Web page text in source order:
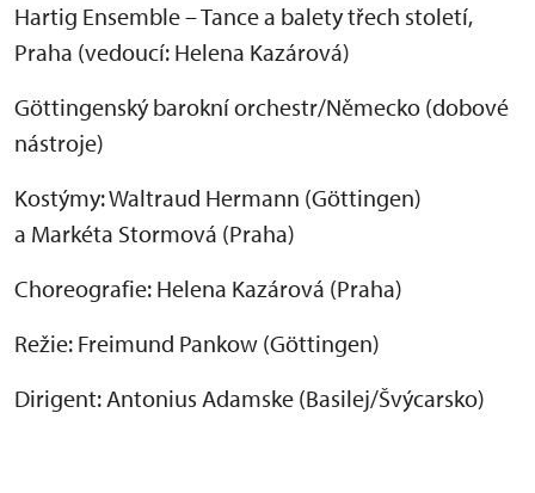
Hartig Ensemble – Tance a balety třech století,
Praha (vedoucí: Helena Kazárová)
Göttingenský barokní orchestr/Německo (dobové
nástroje)
Kostýmy: Waltraud Hermann (Göttingen)
a Markéta Stormová (Praha)
Choreografie: Helena Kazárová (Praha)
Režie: Freimund Pankow (Göttingen)
Dirigent: Antonius Adamske (Basilej/Švýcarsko)